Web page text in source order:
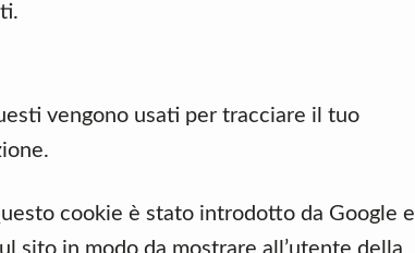
vengono usati per tracciare il tuo
cookie è stato introdotto da Google e
sito in modo da mostrare all’utente della